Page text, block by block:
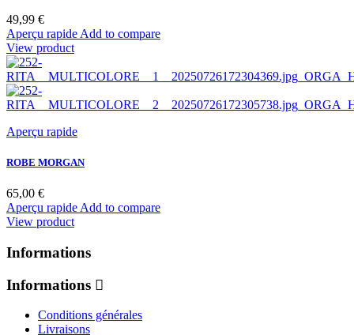
Prix
49,99 €
BEIGE
Aperçu rapide Add to compare
View product
Aperçu rapide
ROBE MORGAN
Prix
65,00 €
Aperçu rapide Add to compare
View product
Informations
Informations
Conditions générales
Livraisons